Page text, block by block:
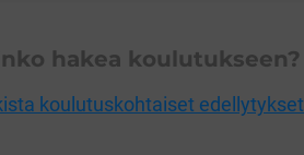
hakea koulutukseen?
koulutuskohtaiset edellytykset